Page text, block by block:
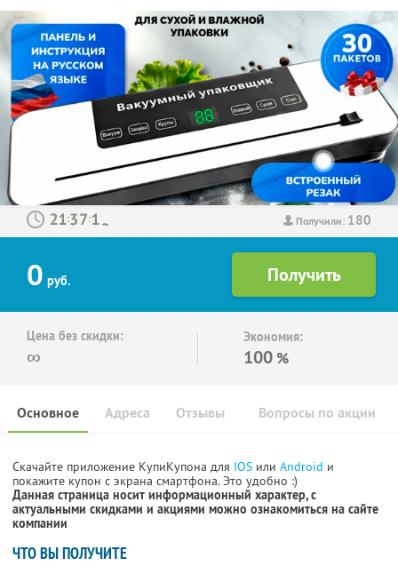
Получили: 180
: :
0 руб.
Цена без скидки:
∞
Экономия:
100 %
Основное Отзывы Вопросы по акции
Адреса
Скачайте приложение КупиКупона для IOS или Android и
покажите купон с экрана смартфона. Это удобно :)
Данная страница носит информационный характер, с
актуальными скидками и акциями можно ознакомиться на сайте
компании
ЧТО ВЫ ПОЛУЧИТЕ